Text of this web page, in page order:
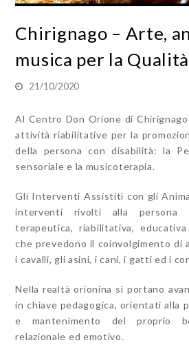
Chirignago – Arte,
musica per la
21/10/2020
Al Centro Don Orione di
attività riabilitative per la
della persona con disabilità: la
sensoriale e la musicoterapia.
Gli Interventi Assistiti con gli
interventi rivolti alla persona
terapeutica, riabilitativa,
che prevedono il coinvolgimento di
i cavalli, gli asini, i cani, i gatti ed i
Nella realtà orionina si portano
in chiave pedagogica, orientati alla
e mantenimento del proprio
relazionale ed emotivo.